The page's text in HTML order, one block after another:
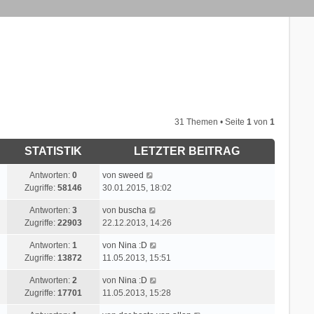
31 Themen • Seite1 von1
STATISTIK LETZTER BEITRAG
Antworten: 0
Zugriffe: 58146
L
e
z
t
r
B
i
von sweed
30.01.2015, 18:02
Antworten: 3
Zugriffe: 22903
L
e
z
t
r
B
von buscha
22.12.2013, 14:26
Antworten: 1
Zugriffe: 13872
L
e
z
t
von Nina :D
11.05.2013, 15:51
Antworten: 2
Zugriffe: 17701
L
e
von Nina :D
11.05.2013, 15:28